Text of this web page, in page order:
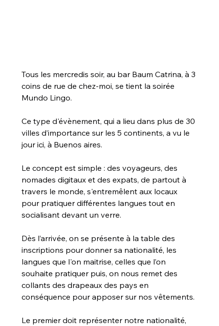
Tous les mercredis soir, au bar Baum Catrina, à 3
coins de rue de chez-moi, se tient la soirée
Mundo Lingo.
Ce type d'évènement, qui a lieu dans plus de 30
villes d’importance sur les 5 continents, a vu le
jour ici, à Buenos aires.
Le concept est simple : des voyageurs, des
nomades digitaux et des expats, de partout à
travers le monde, s'entremêlent aux locaux
pour pratiquer différentes langues tout en
socialisant devant un verre.
Dès l’arrivée, on se présente à la table des
inscriptions pour donner sa nationalité, les
langues que l'on maitrise, celles que l’on
souhaite pratiquer puis, on nous remet des
collants des drapeaux des pays en
conséquence pour apposer sur nos vêtements.
Le premier doit représenter notre nationalité,